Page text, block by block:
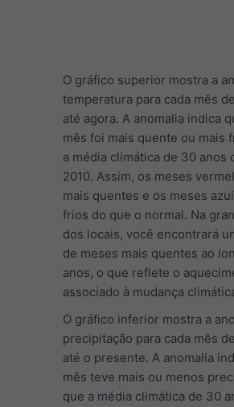
O gráfico superior mostra a
temperatura para cada mês
até agora. A anomalia indica
mês foi mais quente ou mais
a média climática de 30 anos
2010. Assim, os meses
mais quentes e os meses
frios do que o normal. Na
dos locais, você encontrará
de meses mais quentes ao
anos, o que reflete o
associado à mudança
O gráfico inferior mostra a
precipitação para cada mês
até o presente. A anomalia
mês teve mais ou menos
que a média climática de 30